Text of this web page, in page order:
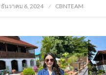
Posted
ธันวาคม 6, 2024 CBNTEAM